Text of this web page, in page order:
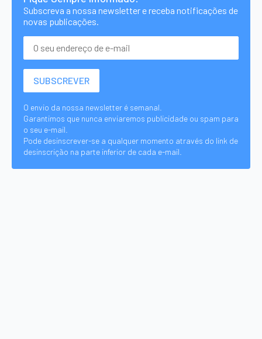
Subscreva a nossa newsletter e receba notificações de
novas publicações.
O envio da nossa newsletter é semanal.
Garantimos que nunca enviaremos publicidade ou spam para
o seu e-mail.
Pode desinscrever-se a qualquer momento através do link de
desinscrição na parte inferior de cada e-mail.